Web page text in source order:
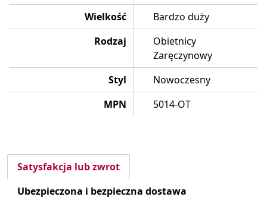
Wielkość
Bardzo duży
Rodzaj
Obietnicy
Zaręczynowy
Styl
Nowoczesny
MPN
5014-OT
Satysfakcja lub zwrot
Ubezpieczona i bezpieczna dostawa